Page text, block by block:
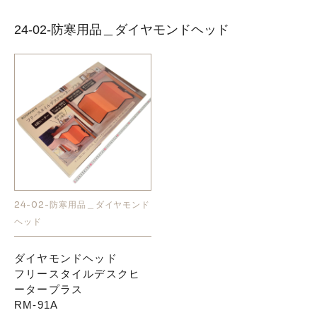
取扱メーカー
金井産業の強み
マルキン印
お知らせ
採用情報
24-02-防寒用品＿ダイヤモンドヘッド
24-02-防寒用品＿ダイヤモンド
ヘッド
ダイヤモンドヘッド
フリースタイルデスクヒ
ータープラス
RM-91A